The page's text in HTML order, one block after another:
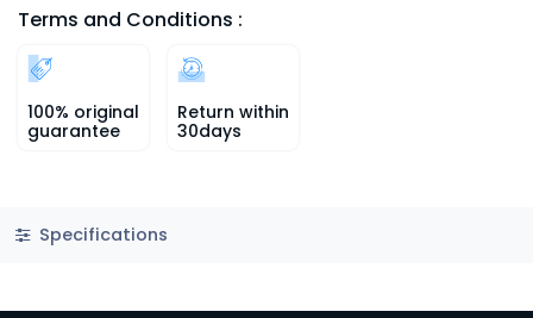
Terms and Conditions :
100% original
guarantee
Return within
30days
Specifications